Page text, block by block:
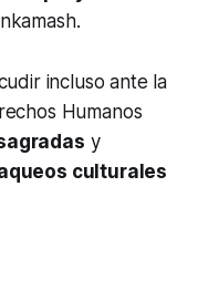
incluso ante la
Humanos
y
culturales